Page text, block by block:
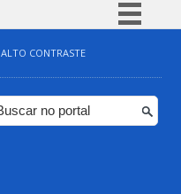
Simplifique!
Comunica BR
Participe
ALTO CONTRASTE